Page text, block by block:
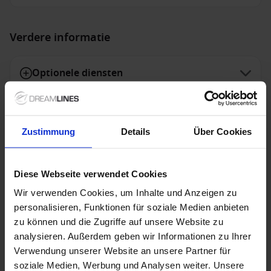
Zustimmung Details Über Cookies
Diese Webseite verwendet Cookies
Wir verwenden Cookies, um Inhalte und Anzeigen zu
personalisieren, Funktionen für soziale Medien anbieten
zu können und die Zugriffe auf unsere Website zu
analysieren. Außerdem geben wir Informationen zu Ihrer
Verwendung unserer Website an unsere Partner für
soziale Medien, Werbung und Analysen weiter. Unsere
Verdere informatie
Optionele diensten
Speciale aanbiedingen
Holland America Line - TOP 10 afvaarten
De TOP 10 cruises van Holland America Line zijn nu
tijdelijk extra scherp geprijsd! Deze selectie van